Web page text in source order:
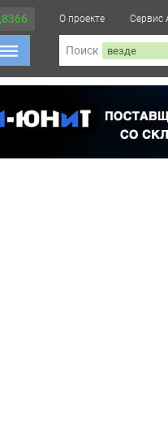
О проекте Сервис
Поиск